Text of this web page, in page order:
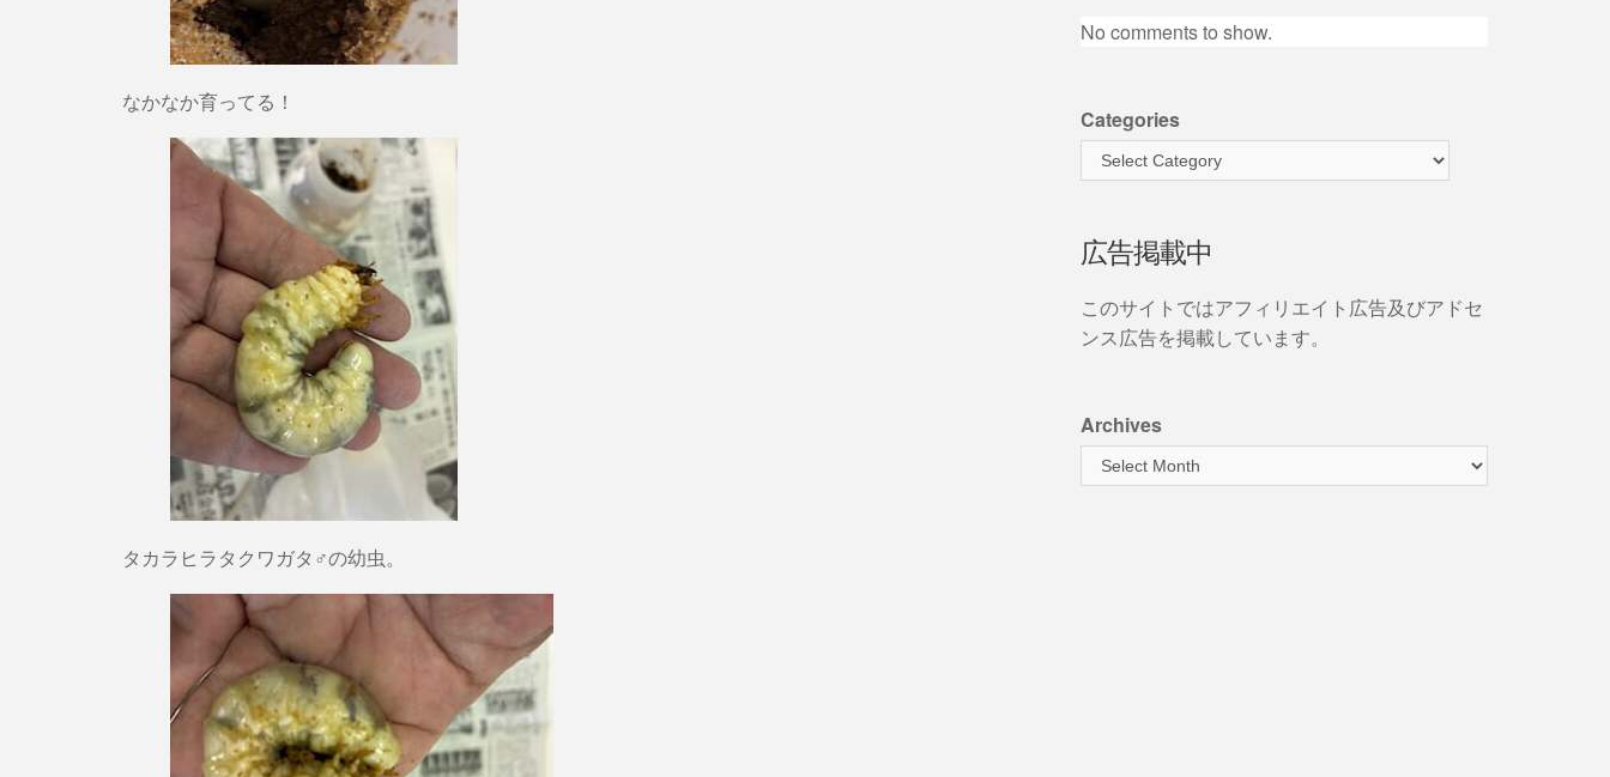
なかなか育ってる！
タカラヒラタクワガタ♂の幼虫。
No comments to show.
Categories
広告掲載中
このサイトではアフィリエイト広告及びアドセ
ンス広告を掲載しています。
Archives